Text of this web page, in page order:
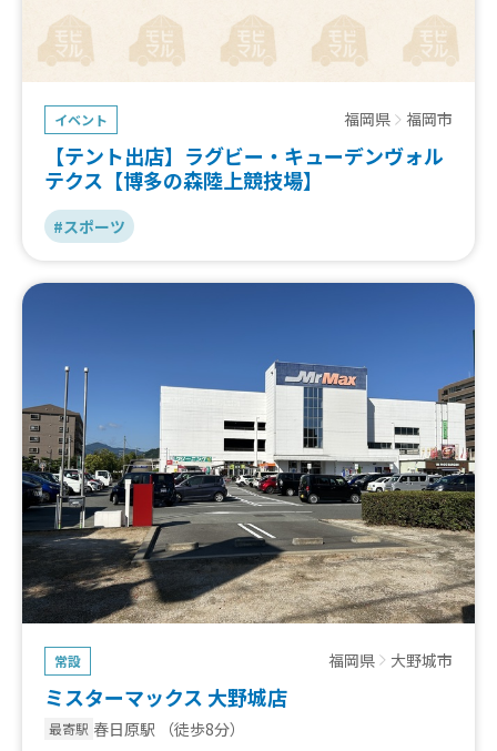
イベント 福岡県 福岡市
【テント出店】ラグビー・キューデンヴォル
テクス【博多の森陸上競技場】
#スポーツ
常設 福岡県 大野城市
ミスターマックス 大野城店
最寄駅 春日原駅 （徒歩8分）